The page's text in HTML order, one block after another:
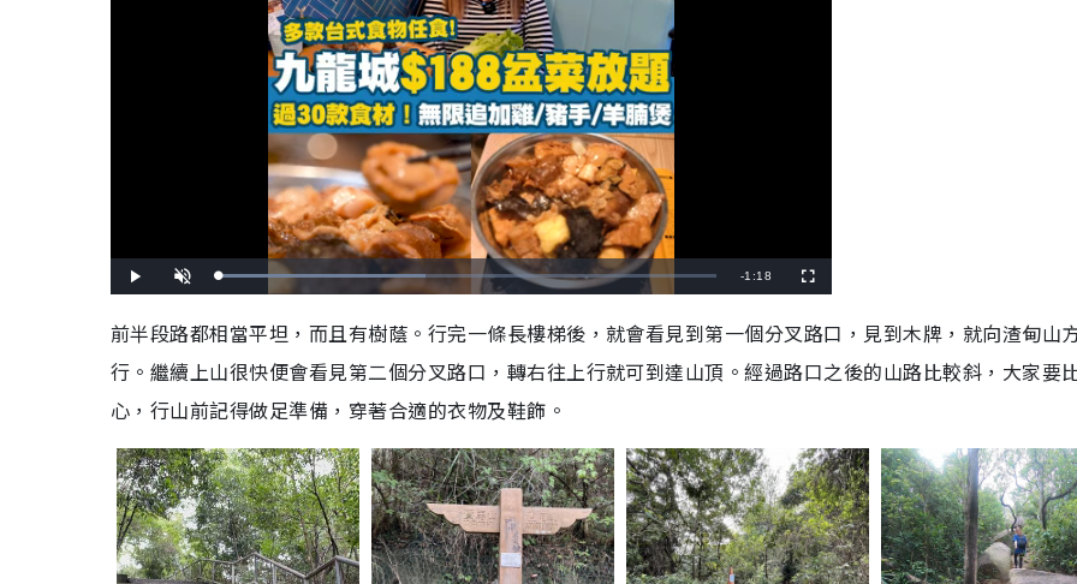
l
n
t
e
L
e
d
4
1
5
4
%
R
a
n
i
n
g
-1:18
u
s
c
e
e
前半段路都相當平坦，而且有樹蔭。行完一條長樓梯後，就會看見到第一個分叉路口，見到木牌，就向渣甸山
行。繼續上山很快便會看見第二個分叉路口，轉右往上行就可到達山頂。經過路口之後的山路比較斜，大家要
心，行山前記得做足準備，穿著合適的衣物及鞋飾。